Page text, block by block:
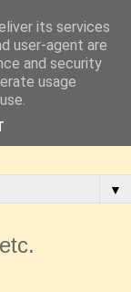
▼
its services
user-agent are
and security
usage